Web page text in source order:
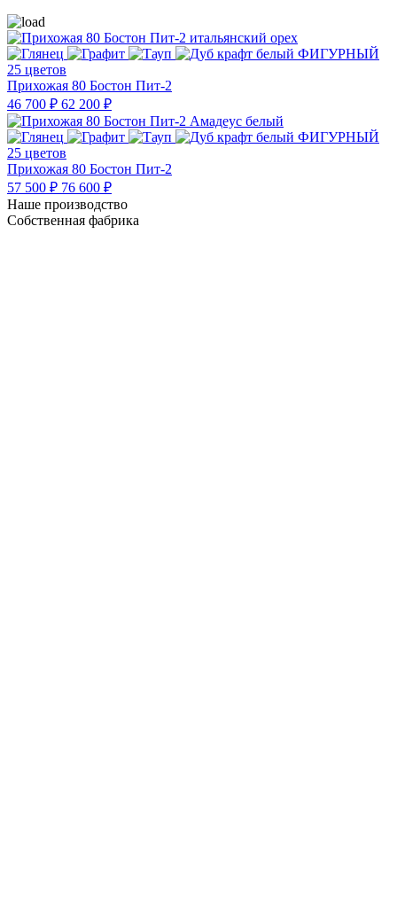
25 цветов
Прихожая 80 Бостон Пит-2
46 700 ₽ 62 200 ₽
25 цветов
Прихожая 80 Бостон Пит-2
57 500 ₽ 76 600 ₽
Наше производство
Собственная фабрика